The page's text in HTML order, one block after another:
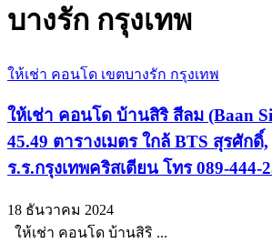
บางรัก กรุงเทพ
ให้เช่า คอนโด เขตบางรัก กรุงเทพ
ให้เช่า คอนโด บ้านสิริ สีลม (Baan
45.49 ตารางเมตร ใกล้ BTS สุรศักดิ์,
ร.ร.กรุงเทพคริสเตียน โทร 089-444-
18 ธันวาคม 2024
ให้เช่า คอนโด บ้านสิริ ...